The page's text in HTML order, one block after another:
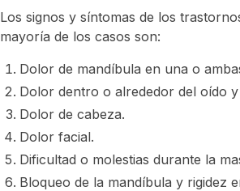
Los signos y síntomas de los
mayoría de los casos son:
Dolor de mandíbula en una o
Dolor dentro o alrededor del oído
Dolor de cabeza.
Dolor facial.
Dificultad o molestias durante la
Bloqueo de la mandíbula y rigidez